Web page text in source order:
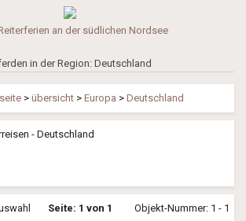
an der südlichen Nordsee
in der Region: Deutschland
> übersicht > Europa > Deutschland
- Deutschland
Seite: 1 von 1 Objekt-Nummer: 1 - 1